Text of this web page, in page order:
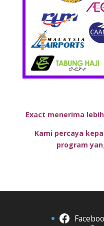
Exact menerima
Kami percaya
program